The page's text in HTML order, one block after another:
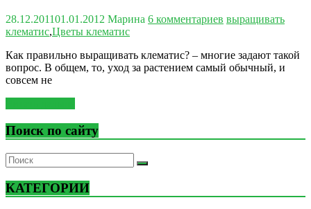
28.12.201101.01.2012 Марина 6 комментариев выращивать
клематис,Цветы клематис
Как правильно выращивать клематис? – многие задают такой
вопрос. В общем, то, уход за растением самый обычный, и
совсем не
Поиск по сайту
КАТЕГОРИИ